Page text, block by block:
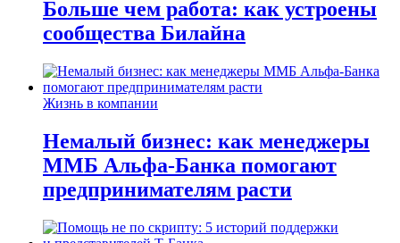
Больше чем работа: как устроены
сообщества Билайна
Жизнь в компании
Немалый бизнес: как менеджеры
ММБ Альфа-Банка помогают
предпринимателям расти